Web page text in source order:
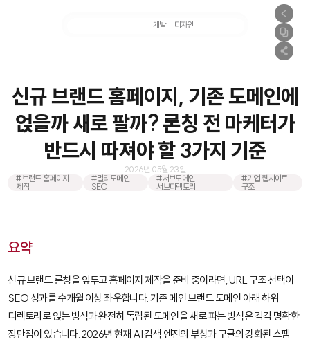
개발 디자인
신규 브랜드 홈페이지, 기존 도메인에
얹을까 새로 팔까? 론칭 전 마케터가
반드시 따져야 할 3가지 기준
2026년 05월 23일
#브랜드 홈페이지
제작
#멀티도메인
SEO
#서브도메인
서브디렉토리
#기업 웹사이트
구조
요약
신규 브랜드 론칭을 앞두고 홈페이지 제작을 준비 중이라면, URL 구조 선택이
SEO 성과를 수개월 이상 좌우합니다. 기존 메인 브랜드 도메인 아래 하위
디렉토리로 얹는 방식과 완전히 독립된 도메인을 새로 파는 방식은 각각 명확한
장단점이 있습니다. 2026년 현재 AI 검색 엔진의 부상과 구글의 강화된 스팸